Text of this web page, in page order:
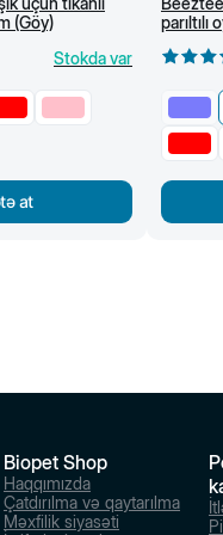
(Göy)
Stokda var
at
parıltılı
Biopet Shop
Haqqımızda
Çatdırılma və qaytarılma
Məxfilik siyasəti